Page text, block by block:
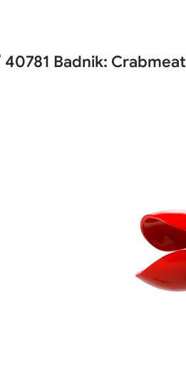
40781 Badnik: Crabmeat